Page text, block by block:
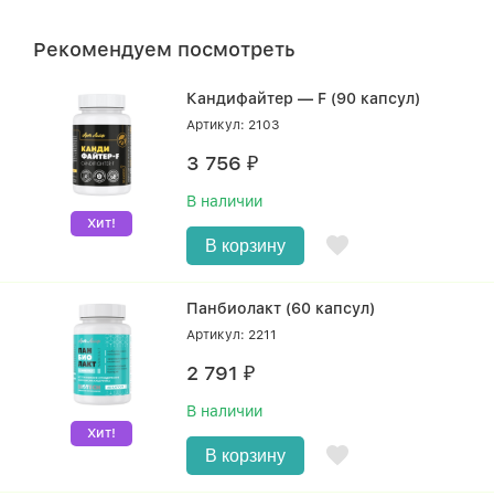
Рекомендуем посмотреть
Хит!
Кандифайтер — F (90 капсул)
Артикул: 2103
3 756₽
В наличии
В корзину
Хит!
Панбиолакт (60 капсул)
Артикул: 2211
2 791₽
В наличии
В корзину